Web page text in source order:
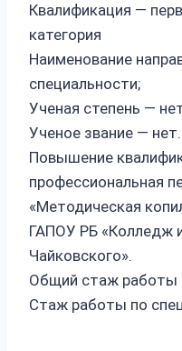
Квалификация —
категория
Наименование
специальности;
Ученая степень —
Ученое звание — нет.
Повышение
профессиональная
«Методическая
ГАПОУ РБ «Колледж
Чайковского».
Общий стаж работы
Стаж работы по